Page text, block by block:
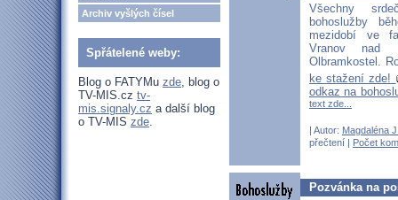
Archiv vyšlých čísel
Spřátelené weby:
Blog o FATYMu zde, blog o
TV-MIS.cz tv-
mis.signaly.cz a další blog
o TV-MIS zde.
Všechny
bohoslužby
mezidobí ve
Vranov nad
Olbramkostel.
ke stažení zde!
odkaz na
text zde...
| Autor: Magdaléna
přečtení | Počet
Pozvánka na